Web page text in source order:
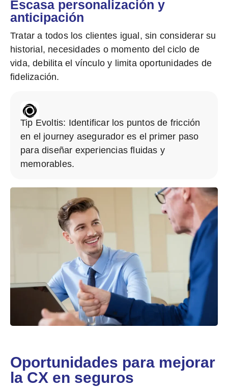
Escasa personalización y
anticipación
Tratar a todos los clientes igual, sin considerar su
historial, necesidades o momento del ciclo de
vida, debilita el vínculo y limita oportunidades de
fidelización.
Tip Evoltis: Identificar los puntos de fricción
en el journey aseguradores el primer paso
para diseñar experiencias fluidas y
memorables.
Oportunidades para mejorar
la CX en seguros